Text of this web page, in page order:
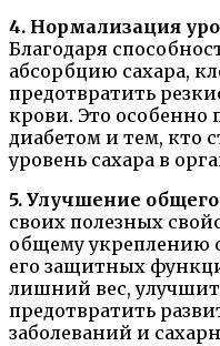
4. Нормализация
Благодаря
абсорбцию сахара,
предотвратить
крови. Это особенно
диабетом и тем, кто
уровень сахара в
5. Улучшение
своих полезных
общему укреплению
его защитных
лишний вес,
предотвратить
заболеваний и